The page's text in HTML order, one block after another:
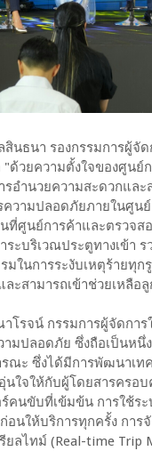
นธนา รองกรรมการผู้จั
"ด้วยความตั้งใจของศูน
รอำนวยความสะดวกแล
วามปลอดภัยภายในศูน
ศูนย์การค้าและตรวจส
ะบริเวณประตูทางเข้า
มในการระงับเหตุร้ายทุ
ะสามารถเข้าช่วยเหลื
โรจน์ กรรมการผู้จัดกา
มปลอดภัย ซึ่งถือเป็นหนึ่
ณะ ซึ่งได้มีการพัฒนาเท
นใจให้กับผู้โดยสารครอ
คนขับที่เข้มข้น การใช้ร
อนให้บริการทุกครั้ง กา
ยลไทม์ (Real-time